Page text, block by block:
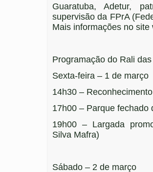
Guaratuba, Adetur,
supervisão da FPrA
Mais informações no
Programação do Rali
Sexta-feira – 1 de março
14h30 –
17h00 – Parque fechado
19h00 – Largada
Silva Mafra)
Sábado – 2 de março